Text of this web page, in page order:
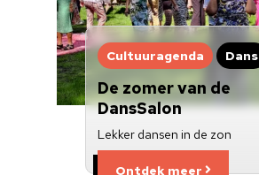
Cultuuragenda Dans
De zomer van de
DansSalon
Lekker dansen in de zon
Ontdek meer